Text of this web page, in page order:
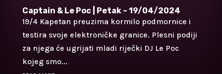
Captain & Le Poc | Petak – 19/04/2024
19/4 Kapetan preuzima kormilo podmornice i
testira svoje elektroničke granice. Plesni podiji
za njega će ugrijati mladi riječki DJ Le Poc
kojeg smo...